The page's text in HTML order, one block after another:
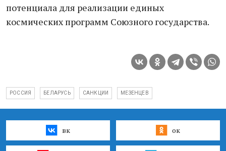
потенциала для реализации единых
космических программ Союзного государства.
РОССИЯ БЕЛАРУСЬ САНКЦИИ МЕЗЕНЦЕВ
вк ок